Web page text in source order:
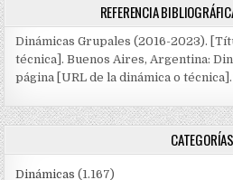
REFERENCIA
Dinámicas Grupales (2016-2023).
técnica]. Buenos Aires, Argentina:
página [URL de la dinámica o técnica].
CATEGORÍAS
Dinámicas (1.167)